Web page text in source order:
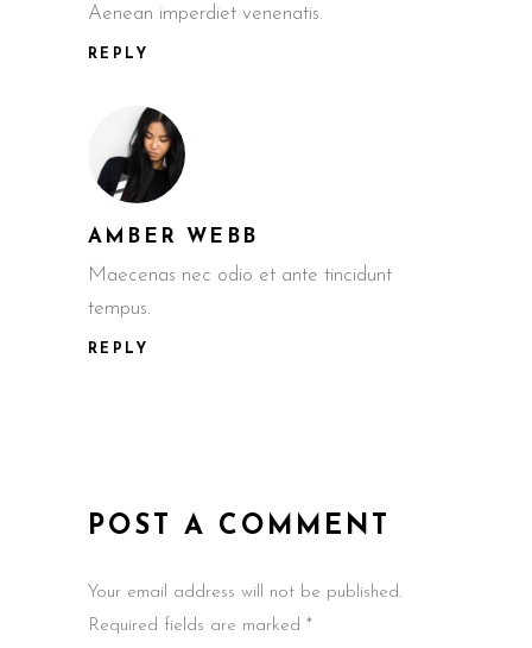
Aenean imperdiet venenatis.
REPLY
AMBER WEBB
Maecenas nec odio et ante tincidunt
tempus.
REPLY
POST A COMMENT
Your email address will not be published.
Required fields are marked *